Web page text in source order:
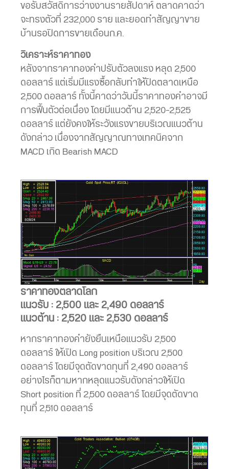
ขอรับสวัสดิการว่างงานรายสัปดาห์ ตลาดคาดว่า
จะทรงตัวที่ 232,000 ราย และยอดทำสัญญาขาย
บ้านรอปิดการขายเดือนก.ค.
วิเคราะห์ราคาทอง
หลังจากราคาทองคำปรับตัวลงแรง หลุด 2,500
ดอลลาร์ แต่เริ่มมีแรงซื้อกลับทำให้ปิดตลาดเหนือ
2,500 ดอลลาร์ ทั้งนี้คาดว่าวันนี้ราคาทองคำอาจมี
การฟื้นตัวต่อเนื่อง โดยมีแนวต้าน 2,520-2,525
ดอลลาร์ แต่ยังคงให้ระวังแรงขายบริเวณแนวต้าน
ดังกล่าว เนื่องจากสัญญาณทางเทคนิคจาก
MACD เกิด Bearish MACD
ราคาทองตลาดโลก
แนวรับ : 2,500 และ 2,490 ดอลลาร์
แนวต้าน : 2,520 และ 2,530 ดอลลาร์
หากราคาทองคำยังยืนเหนือแนวรับ 2,500
ดอลลาร์ ให้เปิด Long position บริเวณ 2,500
ดอลลาร์ โดยมีจุดตัดขาดทุนที่ 2,490 ดอลลาร์
อย่างไรก็ตามหากหลุดแนวรับดังกล่าวให้เปิด
Short position ที่ 2,500 ดอลลาร์ โดยมีจุดตัดขาด
ทุนที่ 2,510 ดอลลาร์